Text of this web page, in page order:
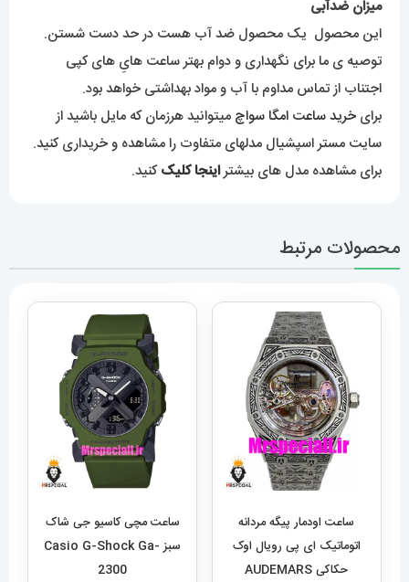
میزان ضدآبی
این محصول یک محصول ضد آب هست در حد دست شستن.
توصیه ی ما برای نگهداری و دوام بهتر ساعت هایِ های کپی
اجتناب از تماس مداوم با آب و مواد بهداشتی خواهد بود.
برای خرید ساعت امگا سواچ میتوانید هرزمان که مایل باشید از
سایت مستر اسپشیال مدلهای متفاوت را مشاهده و خریداری کنید.
برای مشاهده مدل های بیشتراینجا کلیککنید.
محصولات مرتبط
ساعت اودمار پیگه مردانه
اتوماتیک ای پی رویال اوک
حکاکی AUDEMARS
ساعت مچی کاسیو جی شاک
سبز Casio G-Shock Ga-
2300